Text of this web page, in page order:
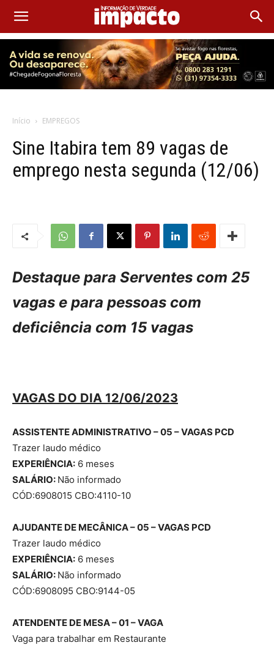
Início EMPREGOS
Sine Itabira tem 89 vagas de
emprego nesta segunda (12/06)
Destaque para Serventes com 25
vagas e para pessoas com
deficiência com 15 vagas
VAGAS DO DIA 12/06/2023
ASSISTENTE ADMINISTRATIVO – 05 – VAGAS PCD
Trazer laudo médico
EXPERIÊNCIA: 6 meses
SALÁRIO: Não informado
CÓD:6908015 CBO:4110-10
AJUDANTE DE MECÂNICA – 05 – VAGAS PCD
Trazer laudo médico
EXPERIÊNCIA: 6 meses
SALÁRIO: Não informado
CÓD:6908095 CBO:9144-05
ATENDENTE DE MESA – 01 – VAGA
Vaga para trabalhar em Restaurante